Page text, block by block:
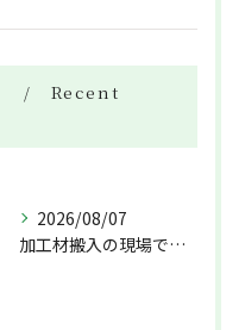
Recent
2026/08/07
加工材搬入の現場で押さえておきたい流れと架台設置配管敷設までの実務解説